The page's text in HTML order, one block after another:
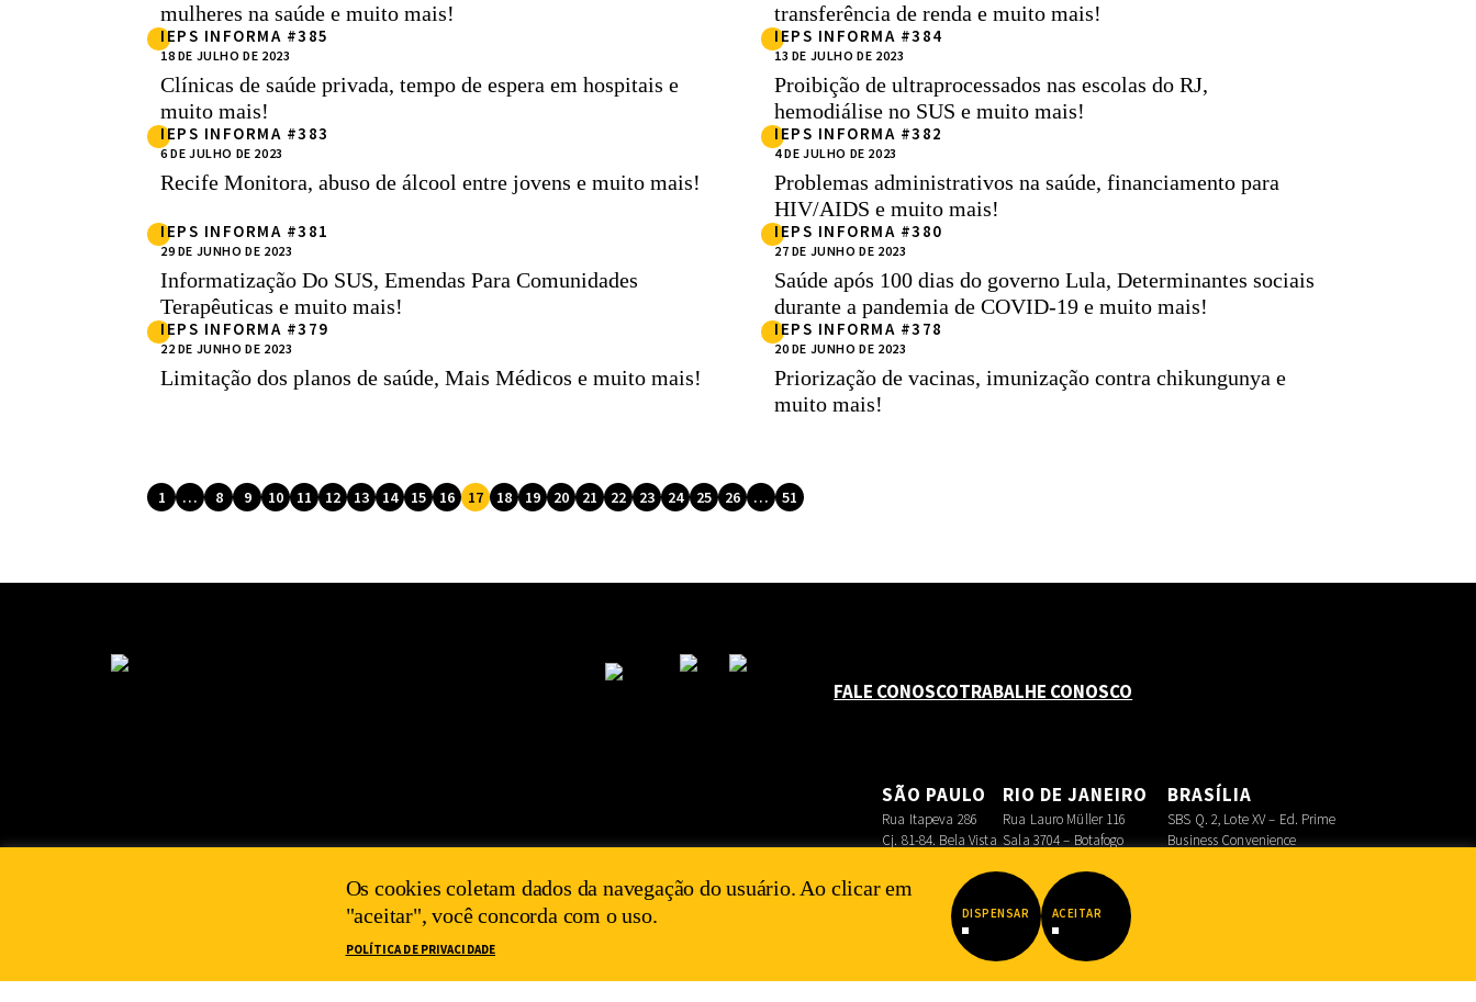
mulheres na saúde e muito mais!
transferência de renda e muito mais!
IEPS INFORMA #385
18 DE JULHO DE 2023
Clínicas de saúde privada, tempo de espera em hospitais e
muito mais!
IEPS INFORMA #384
13 DE JULHO DE 2023
Proibição de ultraprocessados nas escolas do RJ,
hemodiálise no SUS e muito mais!
IEPS INFORMA #383
6 DE JULHO DE 2023
Recife Monitora, abuso de álcool entre jovens e muito mais!
IEPS INFORMA #382
4 DE JULHO DE 2023
Problemas administrativos na saúde, financiamento para
HIV/AIDS e muito mais!
IEPS INFORMA #381
29 DE JUNHO DE 2023
Informatização Do SUS, Emendas Para Comunidades
Terapêuticas e muito mais!
IEPS INFORMA #380
27 DE JUNHO DE 2023
Saúde após 100 dias do governo Lula, Determinantes sociais
durante a pandemia de COVID-19 e muito mais!
IEPS INFORMA #379
22 DE JUNHO DE 2023
Limitação dos planos de saúde, Mais Médicos e muito mais!
IEPS INFORMA #378
20 DE JUNHO DE 2023
Priorização de vacinas, imunização contra chikungunya e
muito mais!
1 … 8 9 10 11 12 13 14 15 16 17 18 19 20 21 22 23 24 25 26 … 51
FALE CONOSCOTRABALHE CONOSCO
SÃO PAULO
Rua Itapeva 286
Cj. 81-84. Bela Vista
RIO DE JANEIRO
Rua Lauro Müller 116
Sala 3704 – Botafogo
BRASÍLIA
SBS Q. 2, Lote XV – Ed. Prime
Business Convenience
POLÍTICA DE PRIVACIDADE
Os cookies coletam dados da navegação do usuário. Ao clicar em
"aceitar", você concorda com o uso.
POLÍTICA DE PRIVACIDADE
DISPENSAR ACEITAR